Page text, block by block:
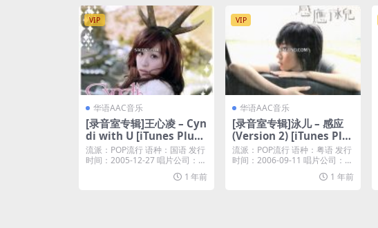
VIP
华语AAC音乐
[录音室专辑]王心凌 – Cyn
di with U [iTunes Plus
M4A]
流派：POP流行 语种：国语 发行
时间：2005-12-27 唱片公司：D
1 年前
VIP
华语AAC音乐
[录音室专辑]泳儿 – 感应
(Version 2) [iTunes Plu
s M4A]
流派：POP流行 语种：粤语 发行
时间：2006-09-11 唱片公司：英
1 年前